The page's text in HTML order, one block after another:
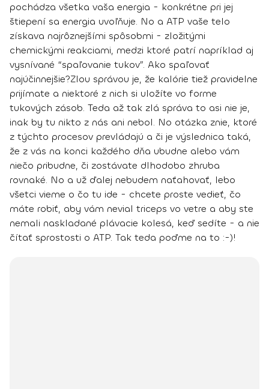
pochádza všetka vaša energia - konkrétne pri jej
štiepení sa energia uvoľňuje. No a ATP vaše telo
získava najrôznejšími spôsobmi - zložitými
chemickými reakciami, medzi ktoré patrí napríklad aj
vysnívané “spaľovanie tukov”. Ako spaľovať
najúčinnejšie?Zlou správou je, že kalórie tiež pravidelne
prijímate a niektoré z nich si uložíte vo forme
tukových zásob. Teda až tak zlá správa to asi nie je,
inak by tu nikto z nás ani nebol. No otázka znie, ktoré
z týchto procesov prevládajú a či je výslednica taká,
že z vás na konci každého dňa ubudne alebo vám
niečo pribudne, či zostávate dlhodobo zhruba
rovnaké. No a už ďalej nebudem naťahovať, lebo
všetci vieme o čo tu ide - chcete proste vedieť, čo
máte robiť, aby vám nevial triceps vo vetre a aby ste
nemali naskladané plávacie kolesá, keď sedíte - a nie
čítať sprostosti o ATP. Tak teda poďme na to :-)!